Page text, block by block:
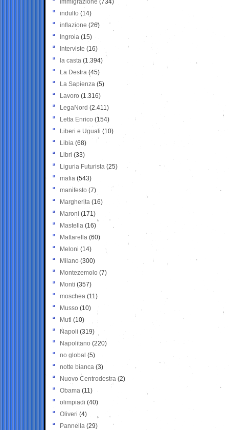
Immigrazione (734)
indulto (14)
inflazione (26)
Ingroia (15)
Interviste (16)
la casta (1.394)
La Destra (45)
La Sapienza (5)
Lavoro (1.316)
LegaNord (2.411)
Letta Enrico (154)
Liberi e Uguali (10)
Libia (68)
Libri (33)
Liguria Futurista (25)
mafia (543)
manifesto (7)
Margherita (16)
Maroni (171)
Mastella (16)
Mattarella (60)
Meloni (14)
Milano (300)
Montezemolo (7)
Monti (357)
moschea (11)
Musso (10)
Muti (10)
Napoli (319)
Napolitano (220)
no global (5)
notte bianca (3)
Nuovo Centrodestra (2)
Obama (11)
olimpiadi (40)
Oliveri (4)
Pannella (29)